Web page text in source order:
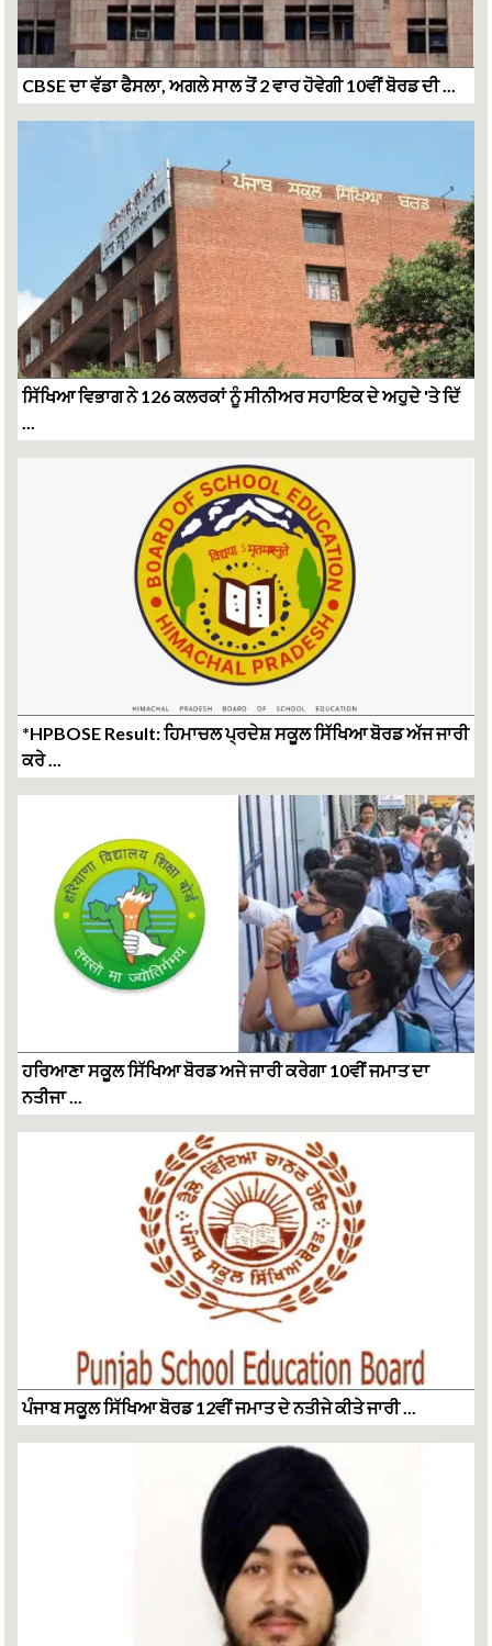
CBSE ਦਾ ਵੱਡਾ ਫੈਸਲਾ, ਅਗਲੇ ਸਾਲ ਤੋਂ 2 ਵਾਰ ਹੋਵੇਗੀ 10ਵੀਂ ਬੋਰਡ ਦੀ ...
ਸਿੱਖਿਆ ਵਿਭਾਗ ਨੇ 126 ਕਲਰਕਾਂ ਨੂੰ ਸੀਨੀਅਰ ਸਹਾਇਕ ਦੇ ਅਹੁਦੇ 'ਤੇ ਦਿੱ
*HPBOSE Result: ਹਿਮਾਚਲ ਪ੍ਰਦੇਸ਼ ਸਕੂਲ ਸਿੱਖਿਆ ਬੋਰਡ ਅੱਜ ਜਾਰੀ
ਕਰੇ ...
ਹਰਿਆਣਾ ਸਕੂਲ ਸਿੱਖਿਆ ਬੋਰਡ ਅਜੇ ਜਾਰੀ ਕਰੇਗਾ 10ਵੀਂ ਜਮਾਤ ਦਾ
ਨਤੀਜਾ ...
ਪੰਜਾਬ ਸਕੂਲ ਸਿੱਖਿਆ ਬੋਰਡ 12ਵੀਂ ਜਮਾਤ ਦੇ ਨਤੀਜੇ ਕੀਤੇ ਜਾਰੀ ...